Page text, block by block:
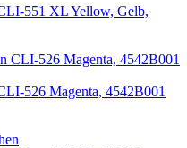
551 XL Yellow, Gelb,
526 Magenta, 4542B001